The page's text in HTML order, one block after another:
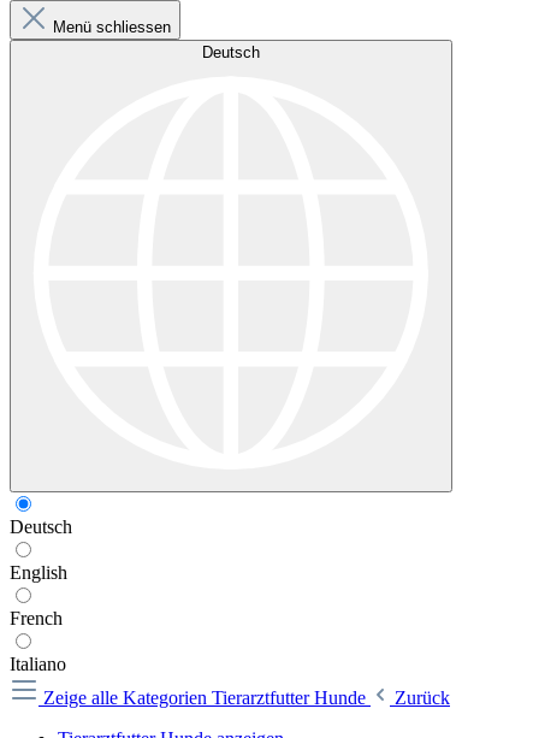
Menü schliessen
Deutsch
Deutsch
English
French
Italiano
Zeige alle Kategorien Tierarztfutter Hunde
Zurück